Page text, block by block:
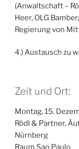
(Anwaltschaft –
Heer, OLG
Regierung von
4.) Austausch zu
Zeit und Ort:
Montag, 15.
Rödl & Partner,
Nürnberg
Raum Sao Paulo